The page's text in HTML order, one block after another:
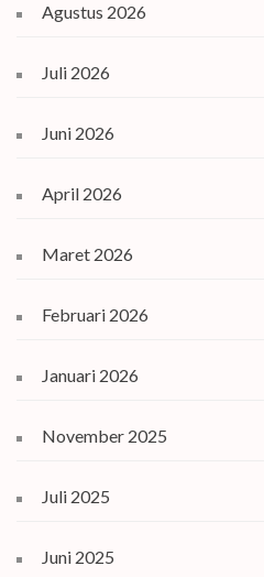
Agustus 2026
Juli 2026
Juni 2026
April 2026
Maret 2026
Februari 2026
Januari 2026
November 2025
Juli 2025
Juni 2025